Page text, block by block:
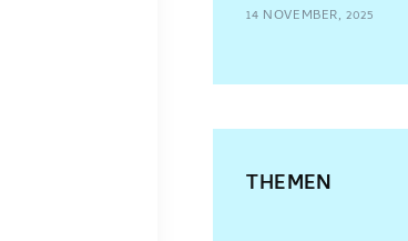
14 NOVEMBER, 2025
THEMEN